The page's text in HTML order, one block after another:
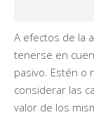
A efectos de la
tenerse en
pasivo. Estén o
considerar las
valor de los